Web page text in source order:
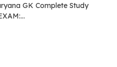
GK Complete Study